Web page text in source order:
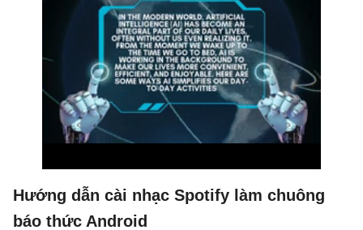
Hướng dẫn cài nhạc Spotify làm chuông
báo thức Android